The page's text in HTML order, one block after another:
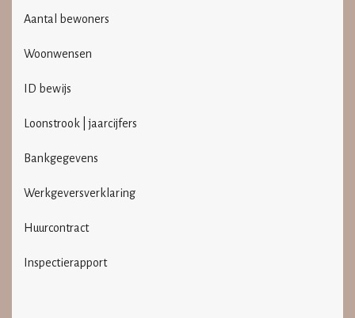
Aantal bewoners
Woonwensen
ID bewijs
Loonstrook | jaarcijfers
Bankgegevens
Werkgeversverklaring
Huurcontract
Inspectierapport